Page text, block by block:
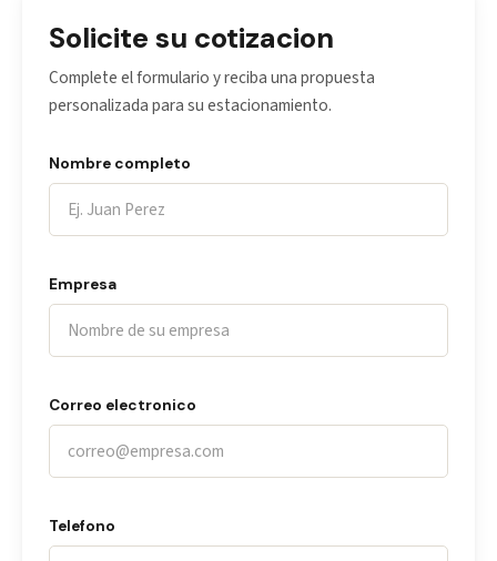
Solicite su cotizacion
Complete el formulario y reciba una propuesta
personalizada para su estacionamiento.
Nombre completo
Empresa
Correo electronico
Telefono